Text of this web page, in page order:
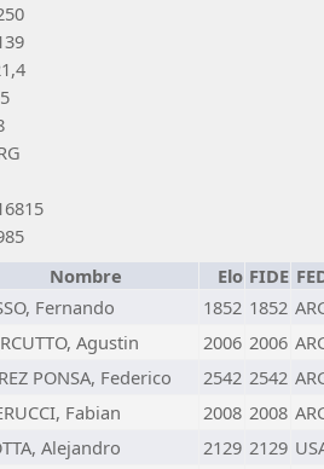
Nombre Elo FIDE
Fernando 1852 1852
Agustin 2006 2006
PONSA, Federico 2542 2542
Fabian 2008 2008
Alejandro 2129 2129